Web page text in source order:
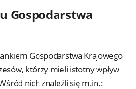
Gospodarstwa
Gospodarstwa Krajowego
którzy mieli istotny wpływ
nich znaleźli się m.in.: